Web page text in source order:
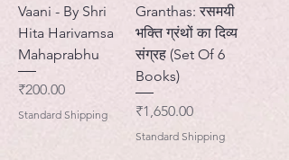
Vaani - By Shri
Hita Harivamsa
Mahaprabhu
मूल्य
₹200.00
Standard Shipping
Granthas: रसमयी
भक्ति ग्रंथों का दिव्य
संग्रह (Set Of 6
Books)
मूल्य
₹1,650.00
Standard Shipping